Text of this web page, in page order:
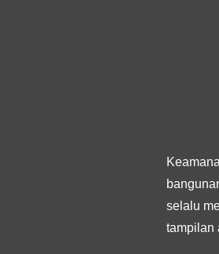
selalu
tampilan